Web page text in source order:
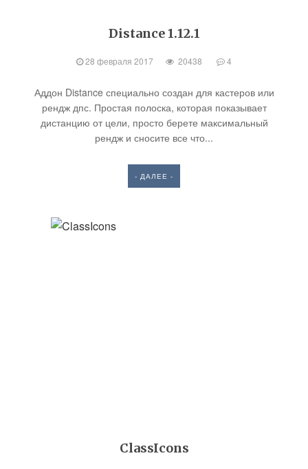
Distance 1.12.1
28 февраля 2017 20438 4
Аддон Distance специально создан для кастеров или
рендж дпс. Простая полоска, которая показывает
дистанцию от цели, просто берете максимальный
рендж и сносите все что...
- ДАЛЕЕ -
ClassIcons